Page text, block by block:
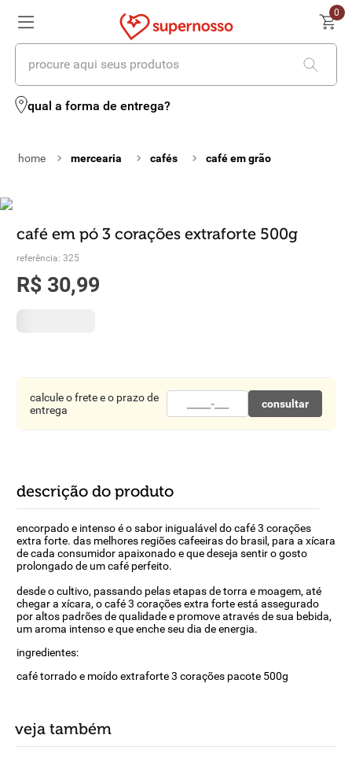
0
procure aqui seus produtos
qual a forma de entrega?
mercearia cafés café em grão
café em pó 3 corações extraforte 500g
referência: 325
R$ 30,99
calcule o frete e o prazo de
entrega
consultar
descrição do produto
encorpado e intenso é o sabor inigualável do café 3 corações
extra forte. das melhores regiões cafeeiras do brasil, para a xícara
de cada consumidor apaixonado e que deseja sentir o gosto
prolongado de um café perfeito.
desde o cultivo, passando pelas etapas de torra e moagem, até
chegar a xícara, o café 3 corações extra forte está assegurado
por altos padrões de qualidade e promove através de sua bebida,
um aroma intenso e que enche seu dia de energia.
ingredientes:
café torrado e moído extraforte 3 corações pacote 500g
veja também
termos mais buscados
2º leite
4 º iogurte
5º vinhos
6º biscoito
9º macarrão